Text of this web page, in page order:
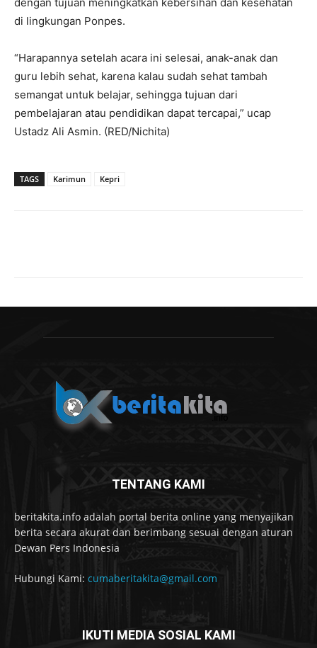
di lingkungan Ponpes.
“Harapannya setelah acara ini selesai, anak-anak dan
guru lebih sehat, karena kalau sudah sehat tambah
semangat untuk belajar, sehingga tujuan dari
pembelajaran atau pendidikan dapat tercapai,” ucap
Ustadz Ali Asmin. (RED/Nichita)
TAGS Karimun Kepri
TENTANG KAMI
beritakita.info adalah portal berita online yang menyajikan
berita secara akurat dan berimbang sesuai dengan aturan
Dewan Pers Indonesia
Hubungi Kami: cumaberitakita@gmail.com
IKUTI MEDIA SOSIAL KAMI